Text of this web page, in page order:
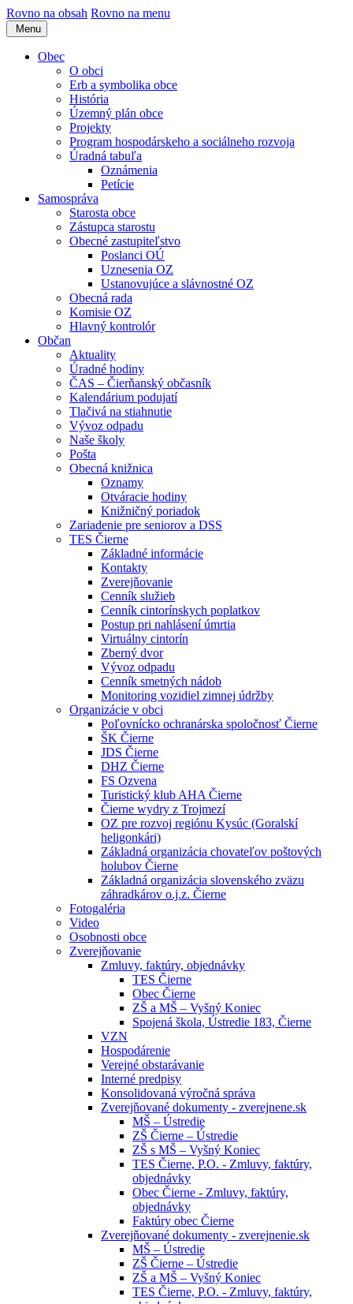
Rovno na obsah Rovno na menu
Menu
Obec
O obci
Erb a symbolika obce
História
Územný plán obce
Projekty
Program hospodárskeho a sociálneho rozvoja
Úradná tabuľa
Oznámenia
Petície
Samospráva
Starosta obce
Zástupca starostu
Obecné zastupiteľstvo
Poslanci OÚ
Uznesenia OZ
Ustanovujúce a slávnostné OZ
Obecná rada
Komisie OZ
Hlavný kontrolór
Občan
Aktuality
Úradné hodiny
ČAS – Čierňanský občasník
Kalendárium podujatí
Tlačivá na stiahnutie
Vývoz odpadu
Naše školy
Pošta
Obecná knižnica
Oznamy
Otváracie hodiny
Knižničný poriadok
Zariadenie pre seniorov a DSS
TES Čierne
Základné informácie
Kontakty
Zverejňovanie
Cenník služieb
Cenník cintorínskych poplatkov
Postup pri nahlásení úmrtia
Virtuálny cintorín
Zberný dvor
Vývoz odpadu
Cenník smetných nádob
Monitoring vozidiel zimnej údržby
Organizácie v obci
Poľovnícko ochranárska spoločnosť Čierne
ŠK Čierne
JDS Čierne
DHZ Čierne
FS Ozvena
Turistický klub AHA Čierne
Čierne wydry z Trojmezí
OZ pre rozvoj regiónu Kysúc (Goralskí
heligonkári)
Základná organizácia chovateľov poštových
holubov Čierne
Základná organizácia slovenského zväzu
záhradkárov o.j.z. Čierne
Fotogaléria
Video
Osobnosti obce
Zverejňovanie
Zmluvy, faktúry, objednávky
TES Čierne
Obec Čierne
ZŠ a MŠ – Vyšný Koniec
Spojená škola, Ústredie 183, Čierne
VZN
Hospodárenie
Verejné obstarávanie
Interné predpisy
Konsolidovaná výročná správa
Zverejňované dokumenty - zverejnene.sk
MŠ – Ústredie
ZŠ Čierne – Ústredie
ZŠ s MŠ – Vyšný Koniec
TES Čierne, P.O. - Zmluvy, faktúry,
objednávky
Obec Čierne - Zmluvy, faktúry,
objednávky
Faktúry obec Čierne
Zverejňované dokumenty - zverejnenie.sk
MŠ – Ústredie
ZŠ Čierne – Ústredie
ZŠ a MŠ – Vyšný Koniec
TES Čierne, P.O. - Zmluvy, faktúry,